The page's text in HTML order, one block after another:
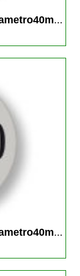
...
...